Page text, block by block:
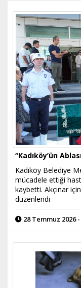
“Kadıköy’ün
Kadıköy Belediye
mücadele ettiği
kaybetti. Akçınar
düzenlendi
28 Temmuz 2026 -